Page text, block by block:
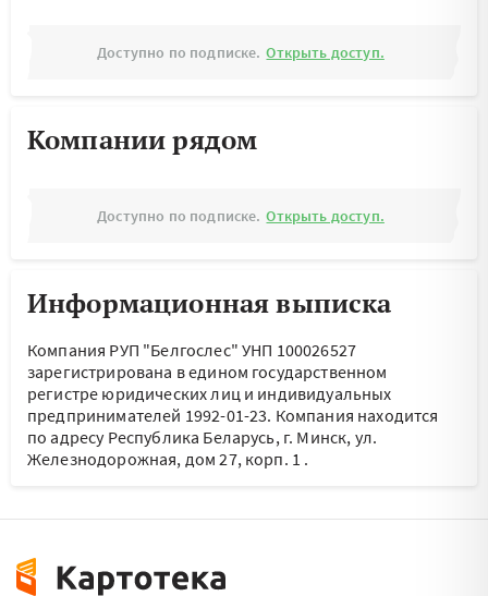
Доступно по подписке. Открыть доступ.
Компании рядом
Доступно по подписке. Открыть доступ.
Информационная выписка
Компания РУП "Белгослес" УНП 100026527
зарегистрирована в едином государственном
регистре юридических лиц и индивидуальных
предпринимателей 1992-01-23. Компания находится
по адресу Республика Беларусь, г. Минск, ул.
Железнодорожная, дом 27, корп. 1 .